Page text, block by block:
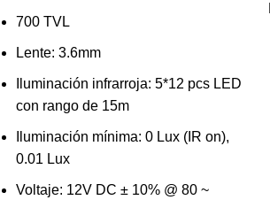
700 TVL
Lente: 3.6mm
Iluminación infrarroja: 5*12 pcs LED
con rango de 15m
Iluminación mínima: 0 Lux (IR on),
0.01 Lux
Voltaje: 12V DC ± 10% @ 80 ~